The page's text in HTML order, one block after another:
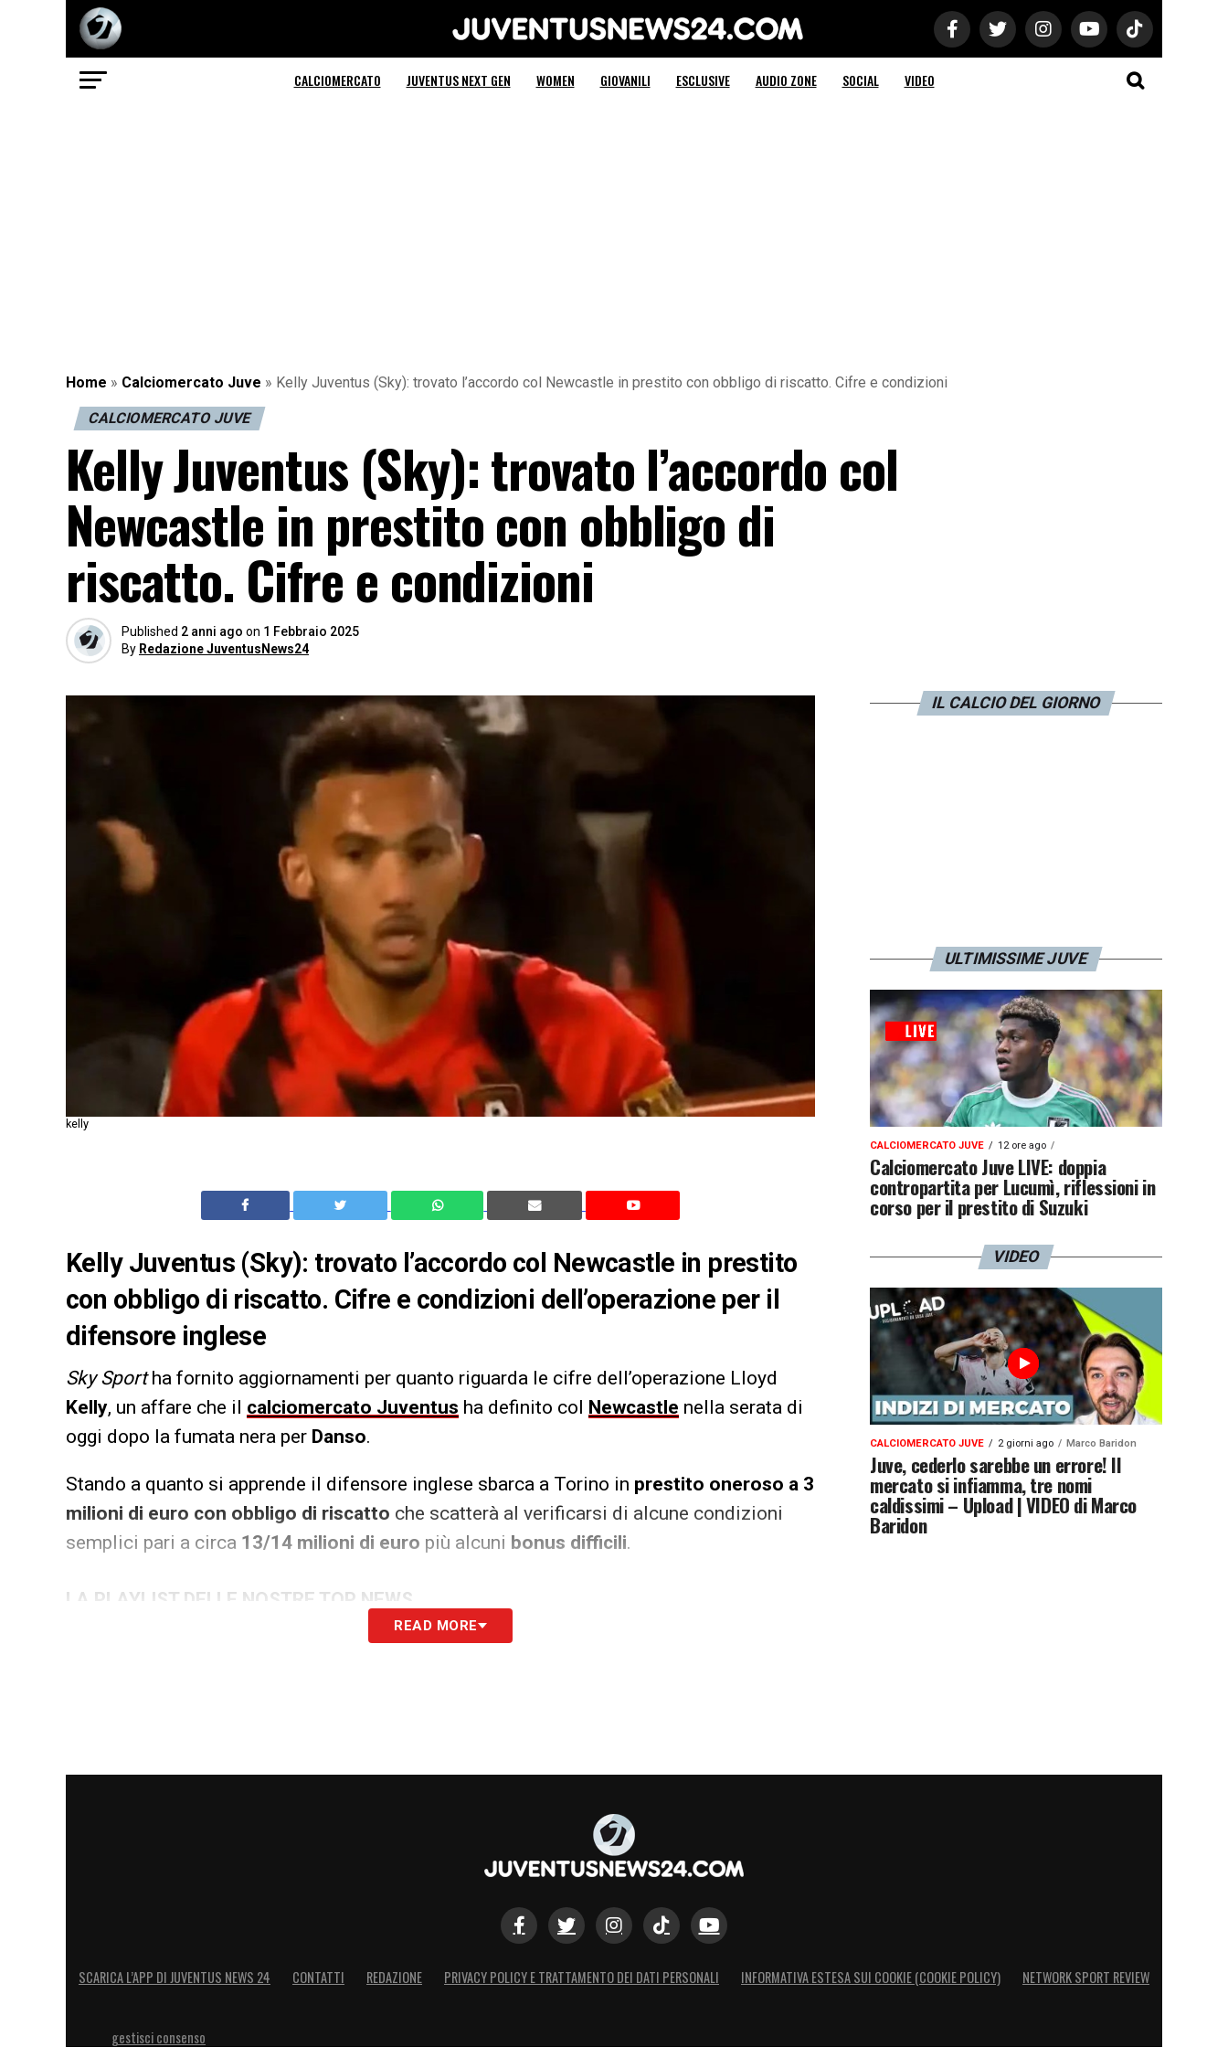
Juventus News 24
CALCIOMERCATO JUVENTUS NEXT GEN WOMEN GIOVANILI ESCLUSIVE AUDIO ZONE SOCIAL VIDEO
Home » Calciomercato Juve » Kelly Juventus (Sky): trovato l’accordo col Newcastle in prestito con obbligo di riscatto. Cifre e condizioni
CALCIOMERCATO JUVE
Kelly Juventus (Sky): trovato l’accordo col
Newcastle in prestito con obbligo di
riscatto. Cifre e condizioni
Published 2 anni ago on 1 Febbraio 2025
By Redazione JuventusNews24
kelly
Kelly Juventus (Sky): trovato l’accordo col Newcastle in prestito
con obbligo di riscatto. Cifre e condizioni dell’operazione per il
difensore inglese
Sky Sportha fornito aggiornamenti per quanto riguarda le cifre dell’operazione Lloyd
Kelly, un affare che il calciomercato Juventus ha definito col Newcastle nella serata di
oggi dopo la fumata nera per Danso.
Stando a quanto si apprende il difensore inglese sbarca a Torino in prestito oneroso a 3
milioni di euro con obbligo di riscatto che scatterà al verificarsi di alcune condizioni
semplici pari a circa 13/14 milioni di euro più alcuni bonus difficili.
LA PLAYLIST DELLE NOSTRE TOP NEWS
READ MORE
IL CALCIO DEL GIORNO
ULTIMISSIME JUVE
CALCIOMERCATO JUVE 12 ore ago
Calciomercato Juve LIVE: doppia
contropartita per Lucumì, riflessioni in
corso per il prestito di Suzuki
VIDEO
CALCIOMERCATO JUVE 2 giorni ago Marco Baridon
Juve, cederlo sarebbe un errore! Il
mercato si infiamma, tre nomi
caldissimi – Upload | VIDEO di Marco
Baridon
SCARICA L’APP DI JUVENTUS NEWS 24 CONTATTI REDAZIONE PRIVACY POLICY E TRATTAMENTO DEI DATI PERSONALI INFORMATIVA ESTESA SUI COOKIE (COOKIE POLICY) NETWORK SPORT REVIEW
gestisci consenso